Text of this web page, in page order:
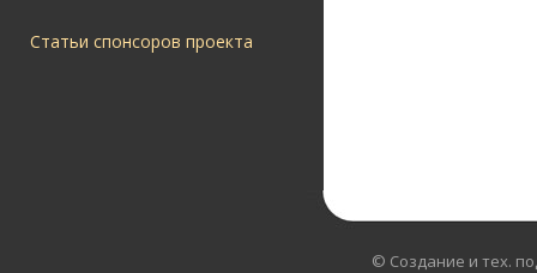
Статьи спонсоров проекта
© Создание и тех.